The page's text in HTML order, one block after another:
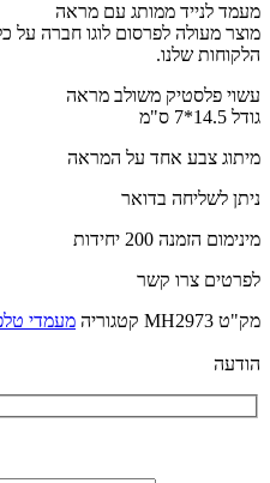
מעמד לנייד ממותג עם מראה
מוצר מעולה לפרסום לוגו חברה על
הלקוחות שלנו.
עשוי פלסטיק משולב מראה
גודל 14.5*7 ס"מ
מיתוג צבע אחד על המראה
ניתן לשליחה בדואר
מינימום הזמנה 200 יחידות
לפרטים צרו קשר
מק"ט MH2973 קטגוריה מעמדי
הודעה